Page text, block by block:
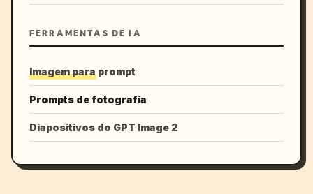
FERRAMENTAS DE IA
Imagem para prompt
Prompts de fotografia
Diapositivos do GPT Image 2